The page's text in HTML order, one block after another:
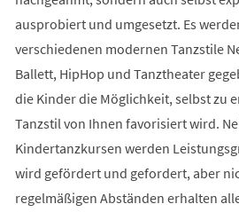
ausprobiert und umgesetzt. Es
verschiedenen modernen Tanzstile
Ballett, HipHop und Tanztheater
die Kinder die Möglichkeit, selbst zu
Tanzstil von Ihnen favorisiert wird.
Kindertanzkursen werden
wird gefördert und gefordert, aber
regelmäßigen Abständen erhalten